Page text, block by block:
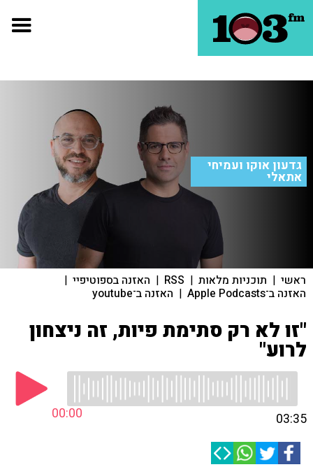
גדעון אוקו ועמיחי
אתאלי
ראשי | תוכניות מלאות |
RSS
| האזנה בספוטיפיי |
האזנה ב־Apple Podcasts | האזנה ב־youtube
"זו לא רק סתימת פיות, זה ניצחון
לרוע"
00:00 03:35